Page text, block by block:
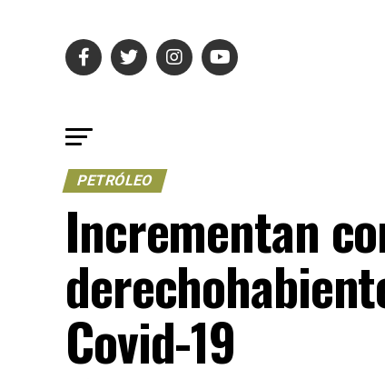
PETRÓLEO
Incrementan
Covid-19